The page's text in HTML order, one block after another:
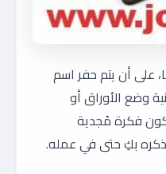
على أن يتم حفر اسم
وضع الأوراق أو
فكرة مُجدية
بكِ حتى في عمله.